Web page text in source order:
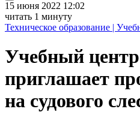
15 июня 2022 12:02
читать 1 минуту
Техническое образование |
Учебный
приглашает
на судового